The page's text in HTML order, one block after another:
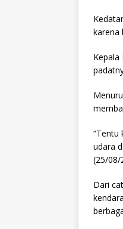
karena
“Tentu
udara
(25/08/
Dari